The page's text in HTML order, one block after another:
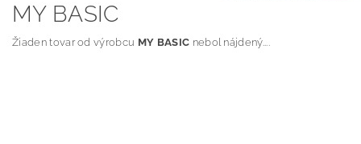
MY BASIC
Žiaden tovar od výrobcu MY BASIC nebol nájdený....